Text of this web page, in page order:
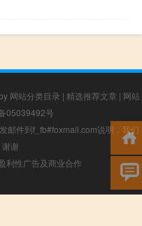
网站分类目录 | 精选推荐文章 | 网站
05039492号
邮件到f_fb#foxmail.com说明，我们
谢
利性广告及商业合作